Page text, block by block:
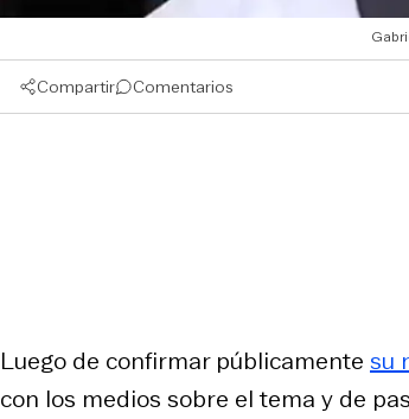
Compartir Comentarios
Luego de confirmar públicamente su
con los medios sobre el tema y de